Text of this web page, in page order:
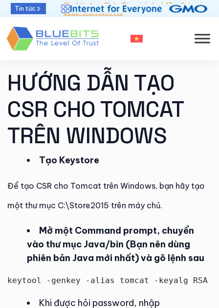
Tin tức
Bluebits được GlobalSign vinh danh “Top Sales
2025” khu vực APAC
HƯỚNG DẪN TẠO
CSR CHO TOMCAT
TRÊN WINDOWS
Tạo Keystore
Để tạo CSR cho Tomcat trên Windows, bạn hãy tạo
một thư mục C:\Store2015 trên máy chủ.
Mở một Command prompt, chuyển
vào thư mục Java/bin (Bạn nên dùng
phiên bản Java mới nhất) và gõ lệnh sau
keytool -genkey -alias tomcat -keyalg RSA
Khi được hỏi password, nhập